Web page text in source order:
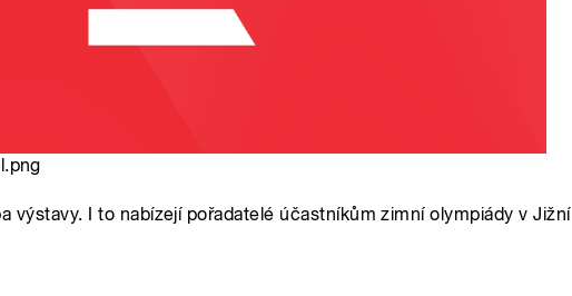
výstavy. I to nabízejí pořadatelé účastníkům zimní olympiády v Jižní